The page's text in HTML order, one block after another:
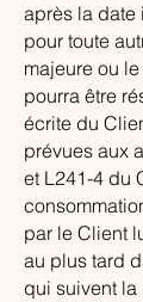
après la date
pour toute
majeure ou
pourra être
écrite du
prévues aux
et L241-4 du
par le Client
au plus tard
qui suivent